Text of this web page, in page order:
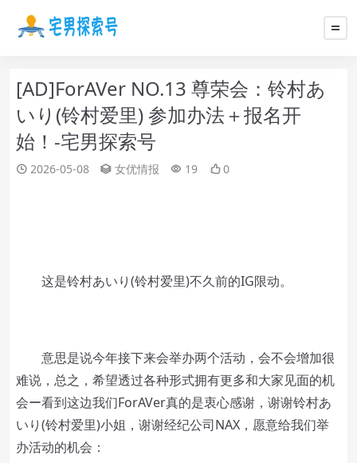
[AD]ForAVer NO.13 尊荣会：铃村あ
いり(铃村爱里) 参加办法＋报名开
始！-宅男探索号
2026-05-08 女优情报 19 0
这是铃村あいり(铃村爱里)不久前的IG限动。
意思是说今年接下来会举办两个活动，会不会增加很
难说，总之，希望透过各种形式拥有更多和大家见面的机
会ー看到这边我们ForAVer真的是衷心感谢，谢谢铃村あ
いり(铃村爱里)小姐，谢谢经纪公司NAX，愿意给我们举
办活动的机会：